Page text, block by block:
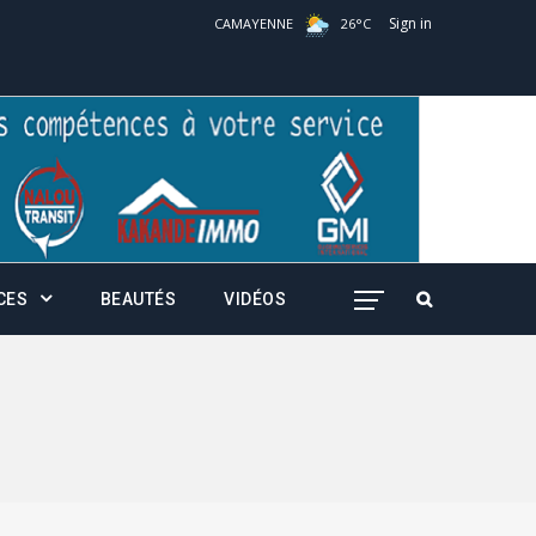
CAMAYENNE 26°C Sign in
BEAUTÉS VIDÉOS